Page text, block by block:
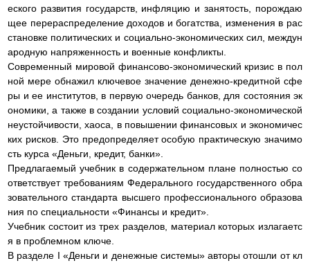
еского развития государств, инфляцию и занятость, порождаю
щее перераспределение доходов и богатства, изменения в рас
становке политических и социально-экономических сил, междун
ародную напряженность и военные конфликты.
Современный мировой финансово-экономический кризис в пол
ной мере обнажил ключевое значение денежно-кредитной сфе
ры и ее институтов, в первую очередь банков, для состояния эк
ономики, а также в создании условий социально-экономической
неустойчивости, хаоса, в повышении финансовых и экономичес
ких рисков. Это предопределяет особую практическую значимо
сть курса «Деньги, кредит, банки».
Предлагаемый учебник в содержательном плане полностью со
ответствует требованиям Федерального государственного обра
зовательного стандарта высшего профессионального образова
ния по специальности «Финансы и кредит».
Учебник состоит из трех разделов, материал которых излагаетс
я в проблемном ключе.
В разделе I «Деньги и денежные системы» авторы отошли от кл